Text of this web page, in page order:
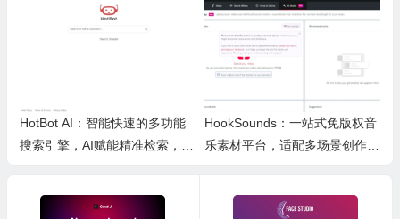
HotBot AI：智能快速的多功能
搜索引擎，AI赋能精准检索，适
HookSounds：一站式免版权音
乐素材平台，适配多场景创作省